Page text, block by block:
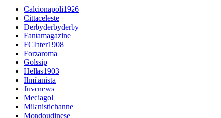
Calcionapoli1926
Cittaceleste
Derbyderbyderby
Fantamagazine
FCInter1908
Forzaroma
Golssip
Hellas1903
Ilmilanista
Juvenews
Mediagol
Milanistichannel
Mondoudinese